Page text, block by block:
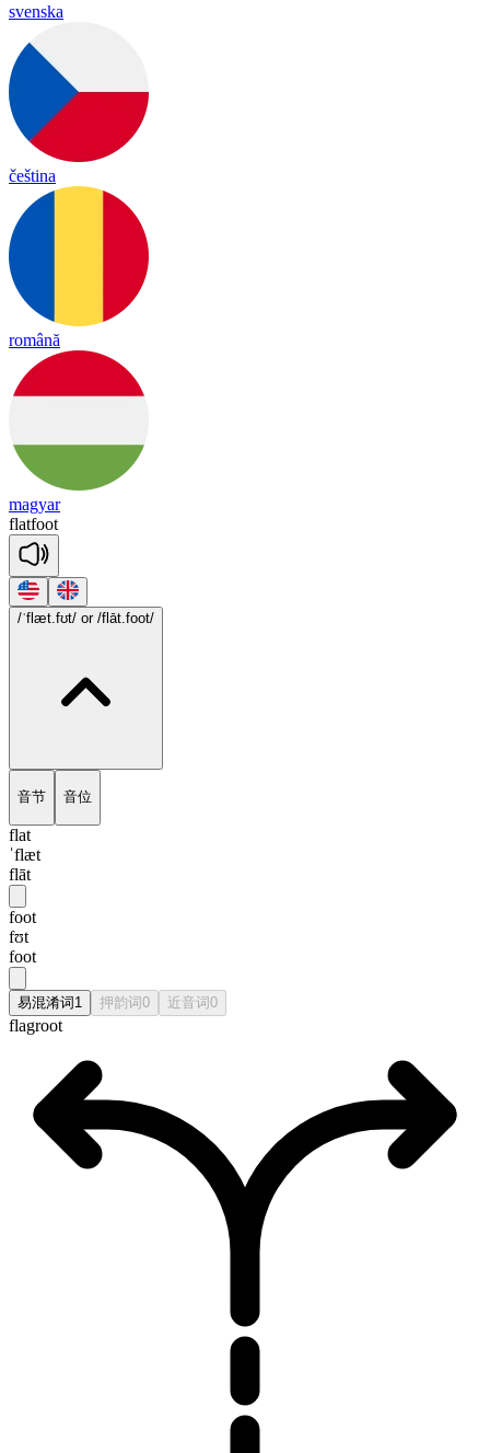
svenska
čeština
română
magyar
flatfoot
/ˈflæt.fʊt/ or /flāt.foot/
音节 音位
flat
ˈflæt
flāt
foot
fʊt
foot
易混淆词1 押韵词0 近音词0
flagroot